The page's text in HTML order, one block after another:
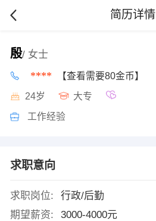
简历详情
殷/ 女士
**** 【查看需要80金币】
24岁 大专
工作经验
求职意向
求职岗位:
行政/后勤
期望薪资:
3000-4000元